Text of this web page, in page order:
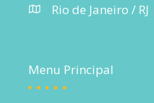
Rio de Janeiro / RJ
Menu Principal